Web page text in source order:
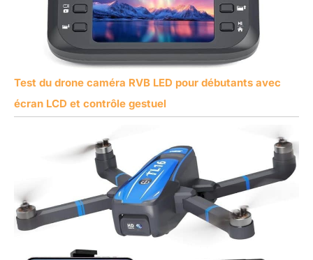
Test du drone caméra RVB LED pour débutants avec
écran LCD et contrôle gestuel